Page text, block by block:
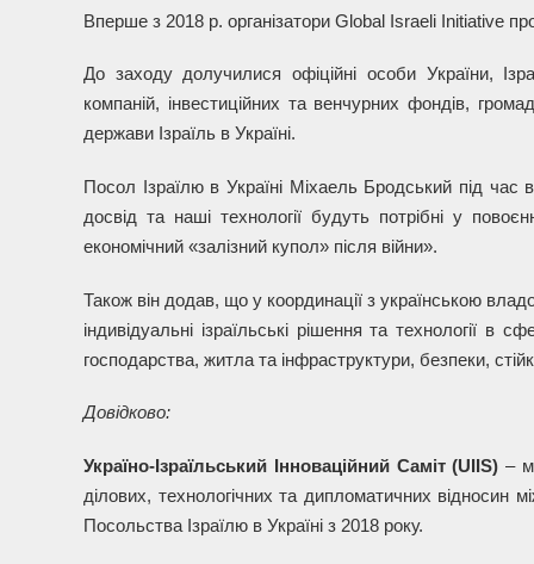
Вперше з 2018 р. організатори Global Israeli Initiative
До заходу долучилися офіційні особи України,
компаній, інвестиційних та венчурних фондів,
держави Ізраїль в Україні.
Посол Ізраїлю в Україні Міхаель Бродський під
досвід та наші технології будуть потрібні у
економічний «залізний купол» після війни».
Також він додав, що у координації з українською
індивідуальні ізраїльські рішення та технології в
господарства, житла та інфраструктури, безпеки,
Довідково:
Україно-Ізраїльський Інноваційний Саміт (UIIS) –
ділових, технологічних та дипломатичних відносин
Посольства Ізраїлю в Україні з 2018 року.